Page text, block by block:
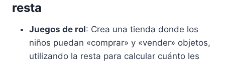
resta
Juegos de rol: Crea una tienda donde los
niños puedan «comprar» y «vender» objetos,
utilizando la resta para calcular cuánto les